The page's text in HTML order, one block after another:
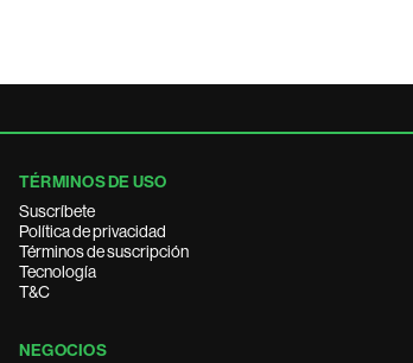
TÉRMINOS DE USO
Suscríbete
Política de privacidad
Términos de suscripción
Tecnología
T&C
NEGOCIOS